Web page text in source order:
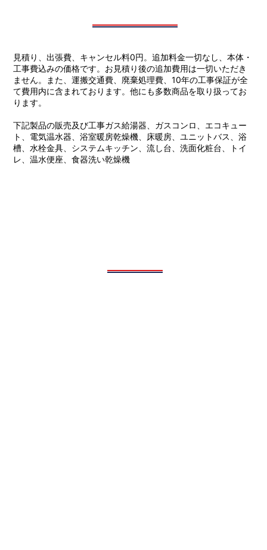
見積り、出張費、キャンセル料0円。追加料金一切なし、本体・
工事費込みの価格です。お見積り後の追加費用は一切いただき
ません。また、運搬交通費、廃棄処理費、10年の工事保証が全
て費用内に含まれております。他にも多数商品を取り扱ってお
ります。
下記製品の販売及び工事ガス給湯器、ガスコンロ、エコキュー
ト、電気温水器、浴室暖房乾燥機、床暖房、ユニットバス、浴
槽、水栓金具、システムキッチン、流し台、洗面化粧台、トイ
レ、温水便座、食器洗い乾燥機